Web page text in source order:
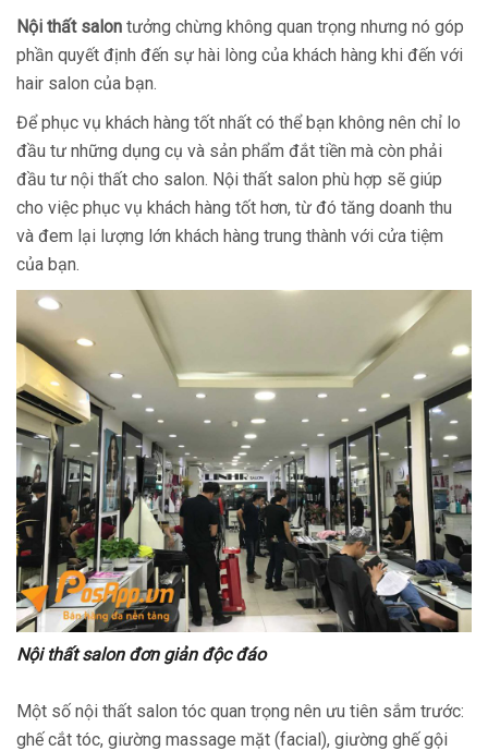
Nội thất salon tưởng chừng không quan trọng nhưng nó góp
phần quyết định đến sự hài lòng của khách hàng khi đến với
hair salon của bạn.
Để phục vụ khách hàng tốt nhất có thể bạn không nên chỉ lo
đầu tư những dụng cụ và sản phẩm đắt tiền mà còn phải
đầu tư nội thất cho salon. Nội thất salon phù hợp sẽ giúp
cho việc phục vụ khách hàng tốt hơn, từ đó tăng doanh thu
và đem lại lượng lớn khách hàng trung thành với cửa tiệm
của bạn.
Nội thất salon đơn giản độc đáo
Một số nội thất salon tóc quan trọng nên ưu tiên sắm trước:
ghế cắt tóc, giường massage mặt (facial), giường ghế gội